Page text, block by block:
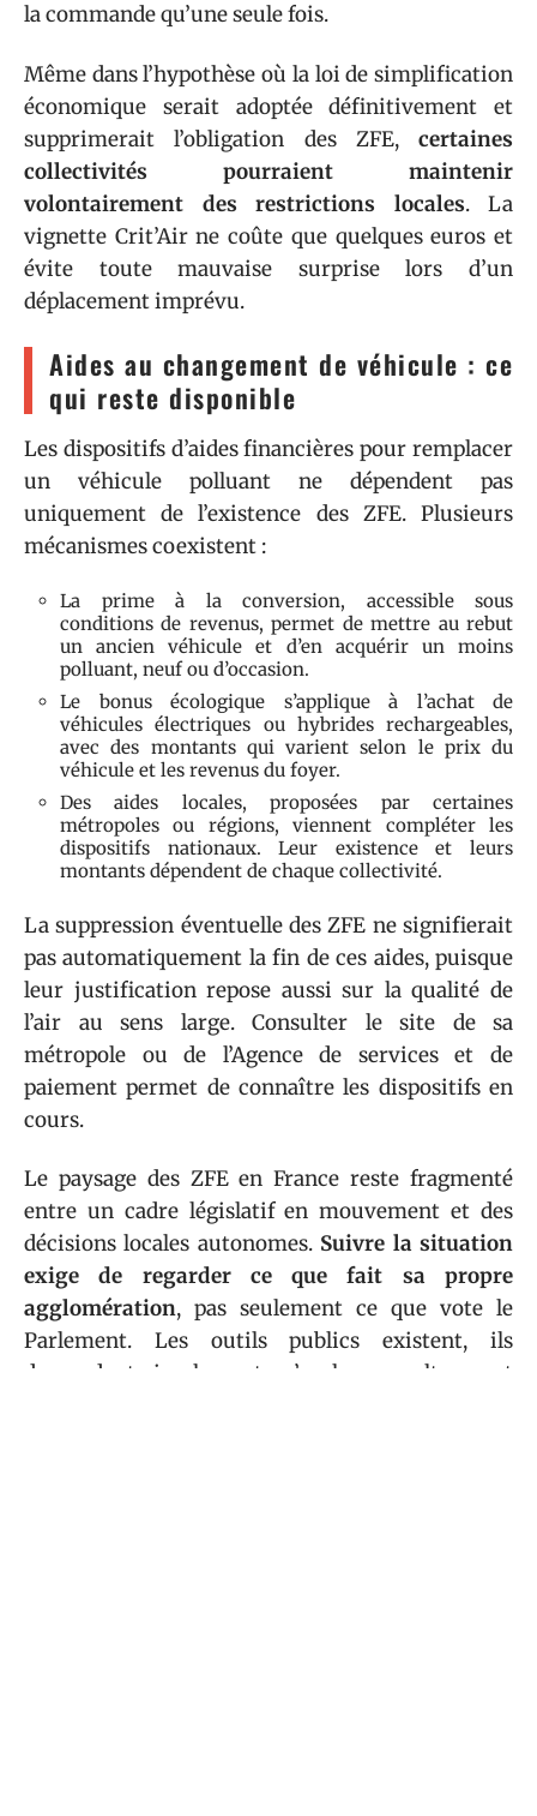
la commande qu’une seule fois.
Même dans l’hypothèse où la loi de simplification
économique serait adoptée définitivement et
supprimerait l’obligation des ZFE, certaines
collectivités pourraient maintenir
volontairement des restrictions locales. La
vignette Crit’Air ne coûte que quelques euros et
évite toute mauvaise surprise lors d’un
déplacement imprévu.
Aides au changement de véhicule : ce
qui reste disponible
Les dispositifs d’aides financières pour remplacer
un véhicule polluant ne dépendent pas
uniquement de l’existence des ZFE. Plusieurs
mécanismes coexistent :
La prime à la conversion, accessible sous
conditions de revenus, permet de mettre au rebut
un ancien véhicule et d’en acquérir un moins
polluant, neuf ou d’occasion.
Le bonus écologique s’applique à l’achat de
véhicules électriques ou hybrides rechargeables,
avec des montants qui varient selon le prix du
véhicule et les revenus du foyer.
Des aides locales, proposées par certaines
métropoles ou régions, viennent compléter les
dispositifs nationaux. Leur existence et leurs
montants dépendent de chaque collectivité.
La suppression éventuelle des ZFE ne signifierait
pas automatiquement la fin de ces aides, puisque
leur justification repose aussi sur la qualité de
l’air au sens large. Consulter le site de sa
métropole ou de l’Agence de services et de
paiement permet de connaître les dispositifs en
cours.
Le paysage des ZFE en France reste fragmenté
entre un cadre législatif en mouvement et des
décisions locales autonomes. Suivre la situation
exige de regarder ce que fait sa propre
agglomération, pas seulement ce que vote le
Parlement. Les outils publics existent, ils
demandent simplement qu’on les consulte avant